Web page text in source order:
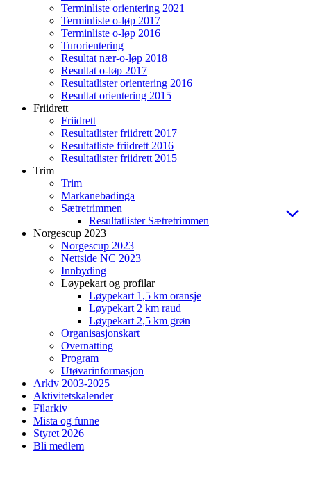
Terminliste orientering 2021
Terminliste o-løp 2017
Terminliste o-løp 2016
Turorientering
Resultat nær-o-løp 2018
Resultat o-løp 2017
Resultatlister orientering 2016
Resultat orientering 2015
Friidrett
Friidrett
Resultatlister friidrett 2017
Resultatliste friidrett 2016
Resultatlister friidrett 2015
Trim
Trim
Markanebadinga
Sætretrimmen
Resultatlister Sætretrimmen
Norgescup 2023
Norgescup 2023
Nettside NC 2023
Innbyding
Løypekart og profilar
Løypekart 1,5 km oransje
Løypekart 2 km raud
Løypekart 2,5 km grøn
Organisasjonskart
Overnatting
Program
Utøvarinformasjon
Arkiv 2003-2025
Aktivitetskalender
Filarkiv
Mista og funne
Styret 2026
Bli medlem